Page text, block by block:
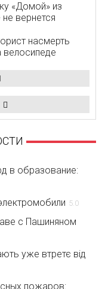
«Домой» из
вернется
насмерть
велосипеде
в образование:
5.0
с Пашиняном
уже втретє від
пожаров: